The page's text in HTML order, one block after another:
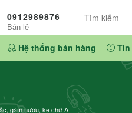
0912989876
Bán lẻ
Hệ thống bán hàng Tin
gặm nướu, kệ chữ A